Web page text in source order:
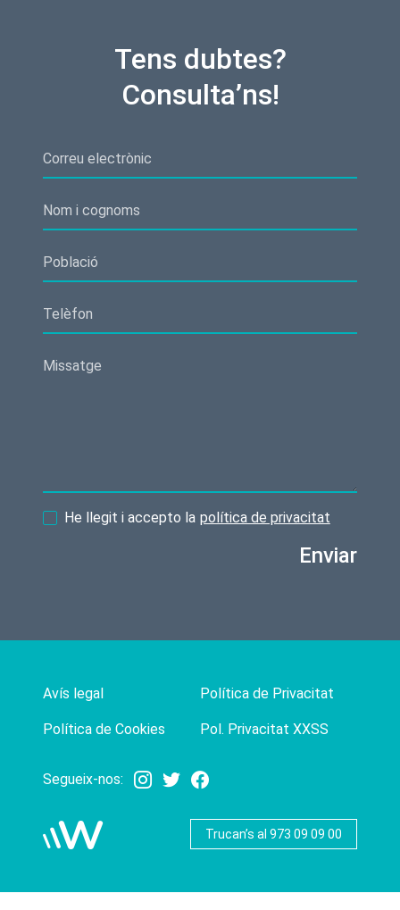
Tens dubtes?
Consulta’ns!
He llegit i accepto la política de privacitat
Enviar
Avís legal
Política de Cookies
Política de Privacitat
Pol. Privacitat XXSS
Segueix-nos:
Trucan’s al 973 09 09 00